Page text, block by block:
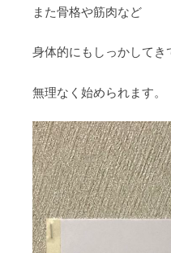
また骨格や筋肉など
身体的にもしっかしてき
無理なく始められます。